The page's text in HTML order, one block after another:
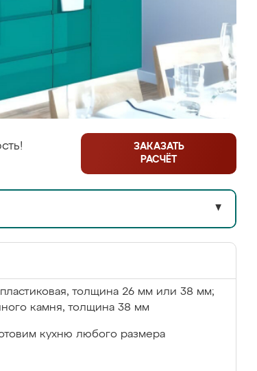
ЗАКАЗАТЬ
РАСЧЁТ
▼
пластиковая, толщина 26 мм или 38 мм;
камня, толщина 38 мм
кухню любого размера